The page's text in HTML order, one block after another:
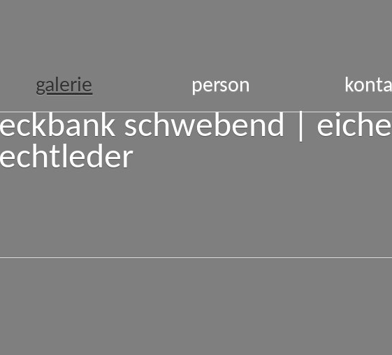
galerie person
eckbank schwebend | eiche
echtleder